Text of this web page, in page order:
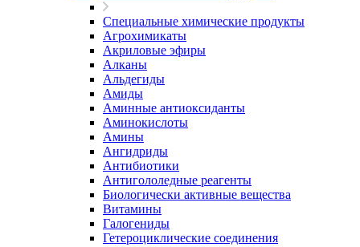
Специальные химические продукты
Агрохимикаты
Акриловые эфиры
Алканы
Альдегиды
Амиды
Аминные антиоксиданты
Аминокислоты
Амины
Ангидриды
Антибиотики
Антигололедные реагенты
Биологически активные вещества
Витамины
Галогениды
Гетероциклические соединения